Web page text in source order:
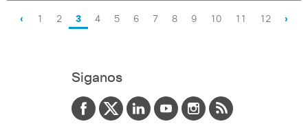
‹ 1 2 3 4 5 6 7 8 9 10 11 12 ›
Siganos